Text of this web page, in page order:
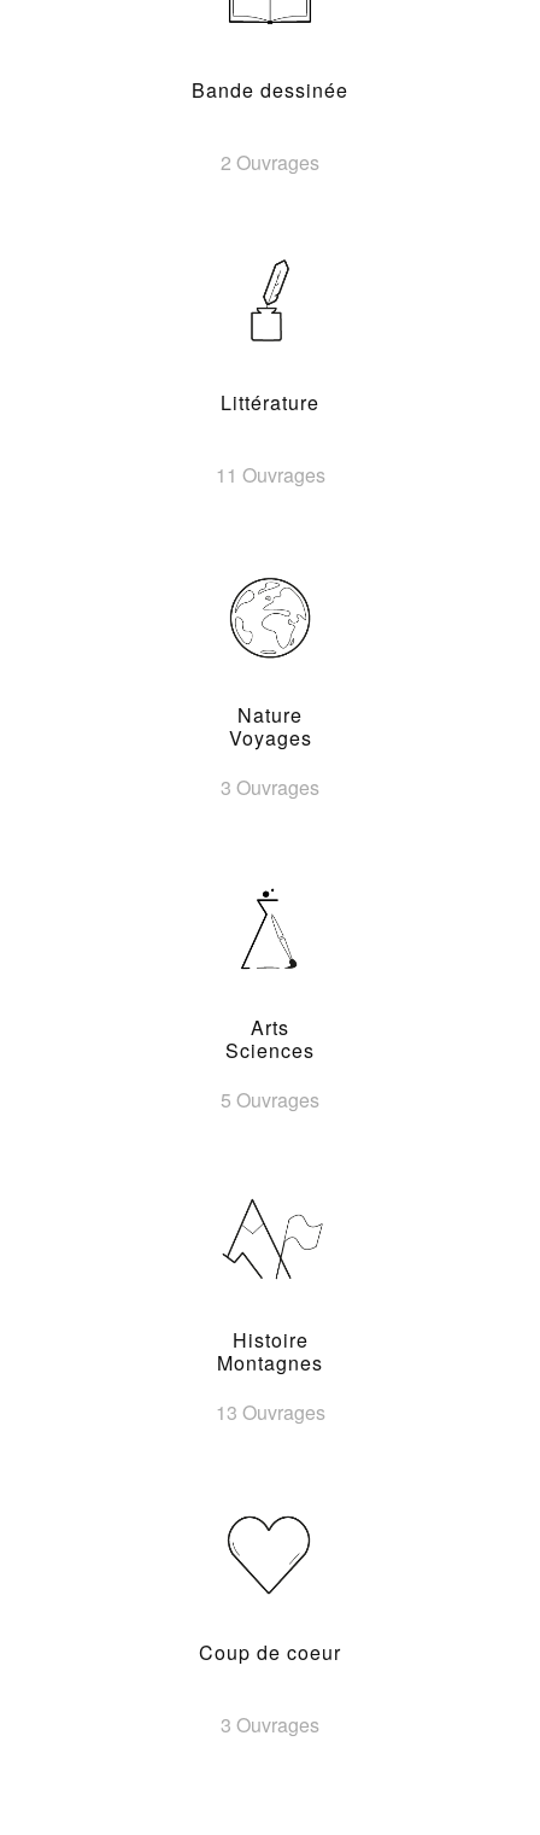
Bande dessinée
2 Ouvrages
Littérature
11 Ouvrages
Nature
Voyages
3 Ouvrages
Arts
Sciences
5 Ouvrages
Histoire
Montagnes
13 Ouvrages
Coup de coeur
3 Ouvrages